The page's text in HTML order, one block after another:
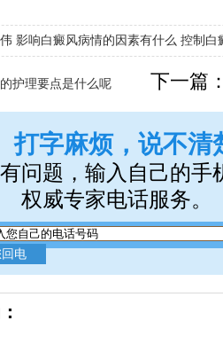
影响白癜风病情的因素有什么 控制白
护理要点是什么呢 下一篇
打字麻烦，说不清
问题，输入自己的手
权威专家电话服务。